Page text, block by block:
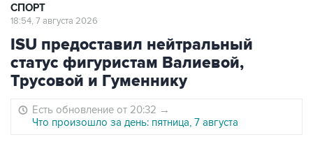
СПОРТ
18:54, 7 августа 2026
ISU предоставил нейтральный
статус фигуристам Валиевой,
Трусовой и Гуменнику
Есть обновление от 20:32 →
Что произошло за день: пятница, 7 августа